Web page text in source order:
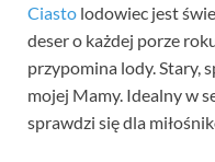
Ciasto lodowiec jest
deser o każdej porze
przypomina lody. Stary,
mojej Mamy. Idealny w
sprawdzi się dla